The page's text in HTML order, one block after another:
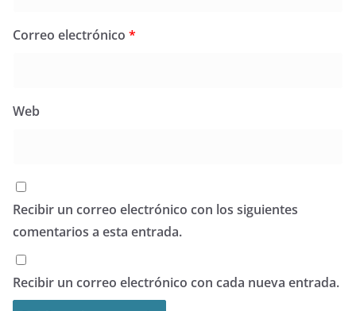
Correo electrónico *
Web
Recibir un correo electrónico con los siguientes
comentarios a esta entrada.
Recibir un correo electrónico con cada nueva entrada.